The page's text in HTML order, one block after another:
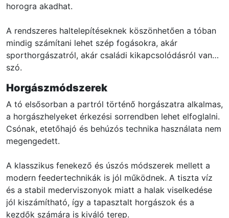
horogra akadhat.
A rendszeres haltelepítéseknek köszönhetően a tóban
mindig számítani lehet szép fogásokra, akár
sporthorgászatról, akár családi kikapcsolódásról van
szó.
Horgászmódszerek
A tó elsősorban a partról történő horgászatra alkalmas,
a horgászhelyeket érkezési sorrendben lehet elfoglalni.
Csónak, etetőhajó és behúzós technika használata nem
megengedett.
A klasszikus fenekező és úszós módszerek mellett a
modern feedertechnikák is jól működnek. A tiszta víz
és a stabil mederviszonyok miatt a halak viselkedése
jól kiszámítható, így a tapasztalt horgászok és a
kezdők számára is kiváló terep.